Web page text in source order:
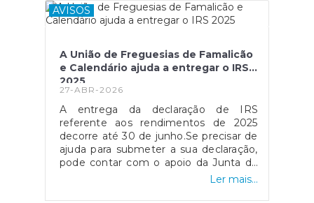
de se proceder ao corte de
abastecimento de água na zona
de água irá afetar, apenas, a zona
envolvente do edifício do Posto da
PSP, nomeadamente: na Rua Barão da
Trovisqueirae Av. 25 de Abril.
AVISOS
A União de Freguesias de Famalicão
e Calendário ajuda a entregar o IRS
2025
27-ABR-2026
A entrega da declaração de IRS
referente aos rendimentos de 2025
decorre até 30 de junho.Se precisar de
ajuda para submeter a sua declaração,
pode contar com o apoio da Junta de
Freguesia de Vila Nova de Famalicão e
Ler mais...